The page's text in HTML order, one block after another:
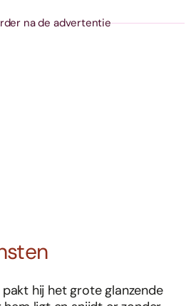
na de advertentie
hij het grote glanzende